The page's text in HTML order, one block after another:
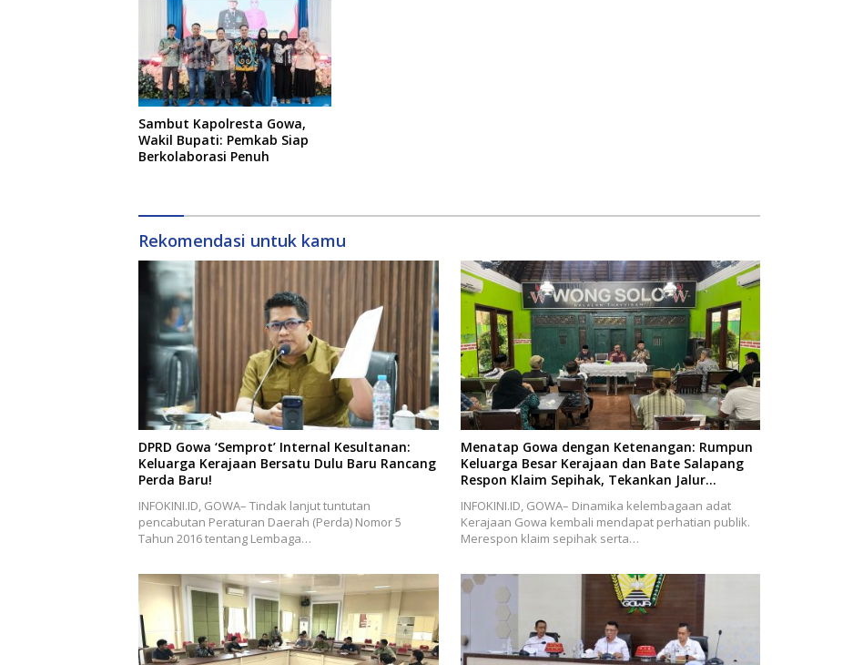
Sambut Kapolresta Gowa,
Wakil Bupati: Pemkab Siap
Berkolaborasi Penuh
Rekomendasi untuk kamu
DPRD Gowa ‘Semprot’ Internal Kesultanan:
Keluarga Kerajaan Bersatu Dulu Baru Rancang
Perda Baru!
INFOKINI.ID, GOWA– Tindak lanjut tuntutan
pencabutan Peraturan Daerah (Perda) Nomor 5
Tahun 2016 tentang Lembaga…
Menatap Gowa dengan Ketenangan: Rumpun
Keluarga Besar Kerajaan dan Bate Salapang
Respon Klaim Sepihak, Tekankan Jalur
INFOKINI.ID, GOWA– Dinamika kelembagaan adat
Kerajaan Gowa kembali mendapat perhatian publik.
Merespon klaim sepihak serta…